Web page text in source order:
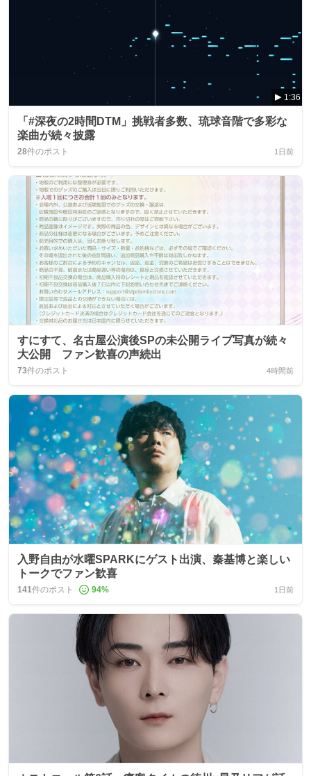
1:36
「#深夜の2時間DTM」挑戦者多数、琉球音階で多彩な
楽曲が続々披露
28件のポスト 1日前
すにすて、名古屋公演後SPの未公開ライブ写真が続々
大公開 ファン歓喜の声続出
73件のポスト 4時間前
入野自由が水曜SPARKにゲスト出演、秦基博と楽しい
トークでファン歓喜
141件のポスト 94% 1日前